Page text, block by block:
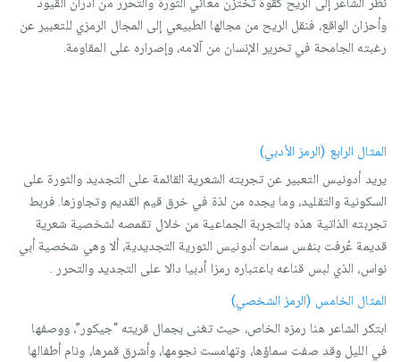
وأحزان الواقع، فنقل الريح من مجالها الطبيعي إلى المجال الرمزي للتعبير عن
رغبته الجامحة في تحرير الإنسان من آلامه، وإصراره على المقاومة.
المثال الرابع (الرمز الأدبي)
يريد أدونيس التعبير عن تجربته الشعرية القائمة على التجديد والثورة على
السكونية والتقليد، وما يجده من لذة في خرق قيم القديم وتجاوزها. فربط
تجربته الذاتية هذه بالتجربة الجماعية من خلال تقمصه لشخصية شعرية
قديمة عُرفت بنفس سمات أدونيس الثورية التجديدية، ألا وهي شخصية أبي
نواس، الذي لبس قناعه باعتباره رمزا أدبيا دالا على التجديد والتحرر .
المثال الخامس (الرمز الشخصي)
ابتكر الشاعر هنا رمزه الخاص، حيث تغنى بجمال قريته “جيكور”، ووصفها
في الليل وقد صفت سماؤها، وتهامست نجومها، وأشرق قمرها، ونام أطفالها